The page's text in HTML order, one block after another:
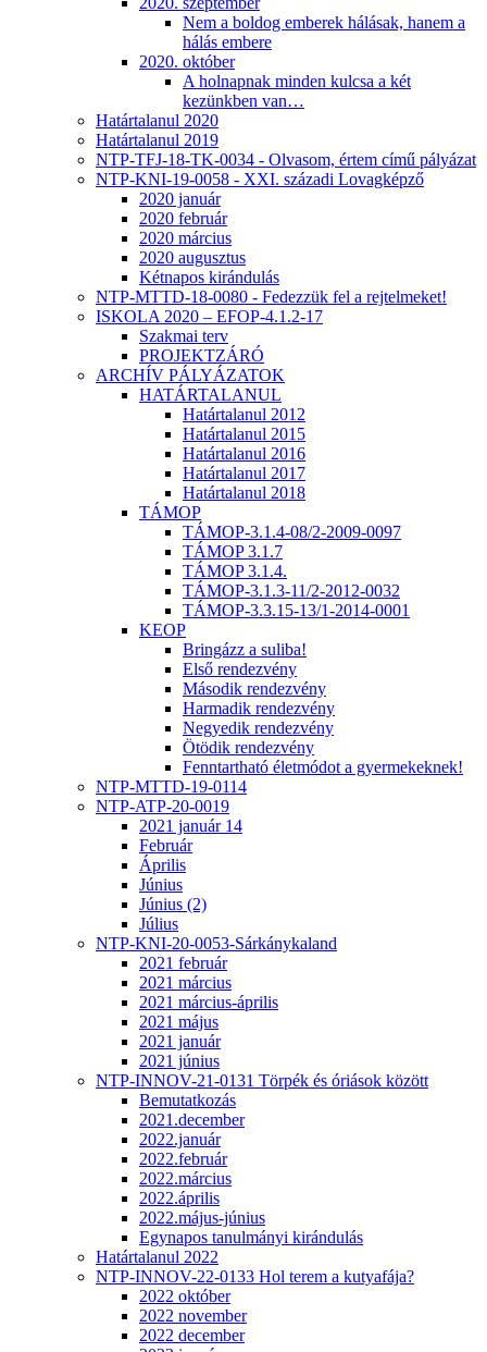
Nem a boldog emberek hálásak, hanem a
hálás embere
2020. október
A holnapnak minden kulcsa a két
kezünkben van…
Határtalanul 2020
Határtalanul 2019
NTP-TFJ-18-TK-0034 - Olvasom, értem című pályázat
NTP-KNI-19-0058 - XXI. századi Lovagképző
2020 január
2020 február
2020 március
2020 augusztus
Kétnapos kirándulás
NTP-MTTD-18-0080 - Fedezzük fel a rejtelmeket!
ISKOLA 2020 – EFOP-4.1.2-17
Szakmai terv
PROJEKTZÁRÓ
ARCHÍV PÁLYÁZATOK
HATÁRTALANUL
Határtalanul 2012
Határtalanul 2015
Határtalanul 2016
Határtalanul 2017
Határtalanul 2018
TÁMOP
TÁMOP-3.1.4-08/2-2009-0097
TÁMOP 3.1.7
TÁMOP 3.1.4.
TÁMOP-3.1.3-11/2-2012-0032
TÁMOP-3.3.15-13/1-2014-0001
KEOP
Bringázz a suliba!
Első rendezvény
Második rendezvény
Harmadik rendezvény
Negyedik rendezvény
Ötödik rendezvény
Fenntartható életmódot a gyermekeknek!
NTP-MTTD-19-0114
NTP-ATP-20-0019
2021 január 14
Február
Április
Június
Június (2)
Július
NTP-KNI-20-0053-Sárkánykaland
2021 február
2021 március
2021 március-április
2021 május
2021 január
2021 június
NTP-INNOV-21-0131 Törpék és óriások között
Bemutatkozás
2021.december
2022.január
2022.február
2022.március
2022.április
2022.május-június
Egynapos tanulmányi kirándulás
Határtalanul 2022
NTP-INNOV-22-0133 Hol terem a kutyafája?
2022 október
2022 november
2022 december